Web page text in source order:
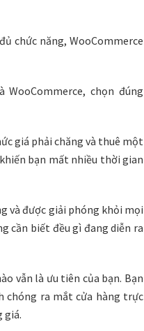
chức năng, WooCommerce
chọn đúng
giá phải chăng và thuê một
bạn mất nhiều thời gian
và được giải phóng khỏi mọi
cần biết đều gì đang diễn ra
vẫn là ưu tiên của bạn. Bạn
chóng ra mắt cửa hàng trực
giá.